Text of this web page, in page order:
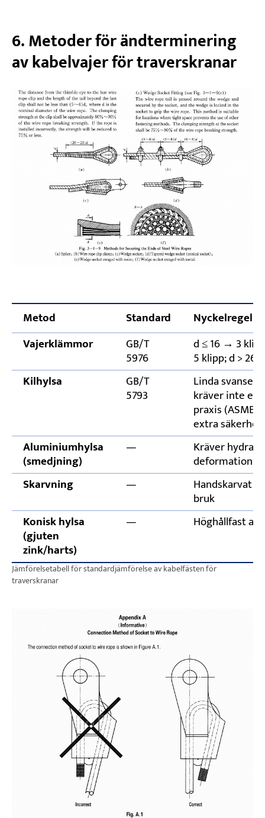
6. Metoder för ändterminering
av kabelvajer för traverskranar
Metod Standard
Nyckelregel
Vajerklämmor
GB/T
5976
d ≤ 16 → 3
5 klipp; d > 26
Kilhylsa
GB/T
5793
Linda
kräver inte ett
praxis (ASME
extra säkerhet
Aluminiumhylsa
(smedjning)
— Kräver
Skarvning
— Handskarvat
bruk
Konisk hylsa
(gjuten
zink/harts)
— Höghållfast
Jämförelsetabell för standardjämförelse av kabelfästen för
traverskranar